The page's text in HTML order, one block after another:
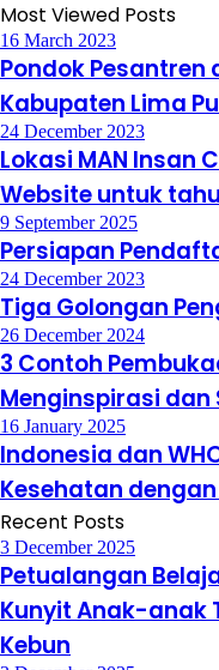
Most Viewed Posts
16 March 2023
Pondok Pesantren
Kabupaten Lima
24 December 2023
Lokasi MAN Insan
Website untuk
9 September 2025
Persiapan
24 December 2023
Tiga Golongan
26 December 2024
3 Contoh
Menginspirasi dan
16 January 2025
Indonesia dan
Kesehatan dengan
Recent Posts
3 December 2025
Petualangan
Kunyit Anak-anak
Kebun